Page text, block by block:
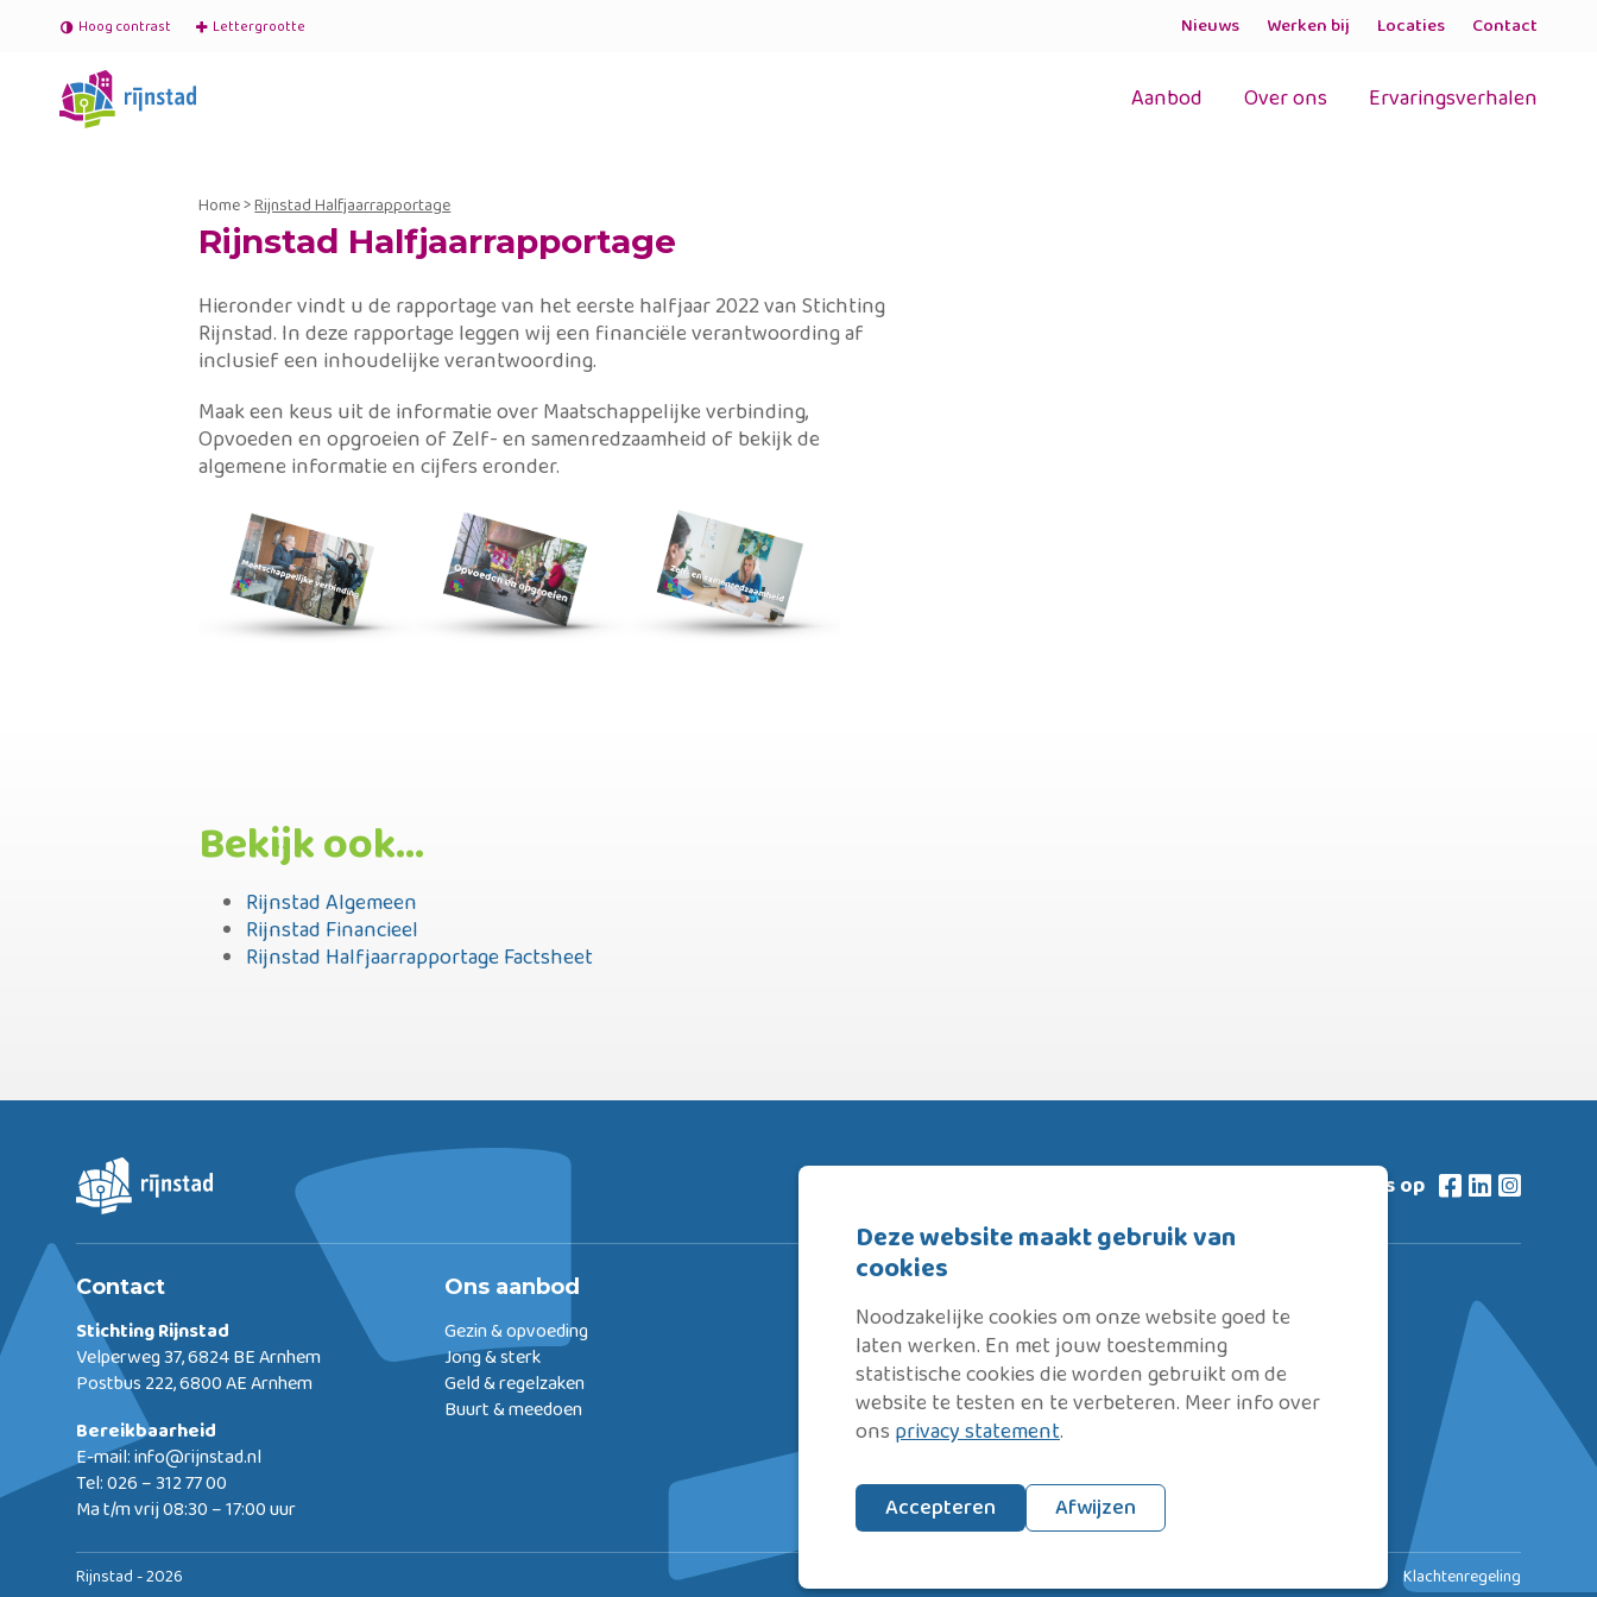
Hoog contrast Lettergrootte Nieuws Werken bij Locaties Contact
Aanbod
Spelen met je kind
Activiteiten in de wijk
Ondersteuning bij opvoeding
Moedergroep VanMij
Alles bekijken
Over ons Ervaringsverhalen
Home>Rijnstad Halfjaarrapportage
Rijnstad Halfjaarrapportage
Hieronder vindt u de rapportage van het eerste halfjaar 2022 van Stichting
Rijnstad. In deze rapportage leggen wij een financiële verantwoording af
inclusief een inhoudelijke verantwoording.
Maak een keus uit de informatie over Maatschappelijke verbinding,
Opvoeden en opgroeien of Zelf- en samenredzaamheid of bekijk de
algemene informatie en cijfers eronder.
Bekijk ook...
Rijnstad Algemeen
Rijnstad Financieel
Rijnstad Halfjaarrapportage Factsheet
vind ons op
Contact
Stichting Rijnstad
Velperweg 37, 6824 BE Arnhem
Postbus 222, 6800 AE Arnhem
Bereikbaarheid
E-mail:info@rijnstad.nl
Tel: 026 – 312 77 00
Ma t/m vrij 08:30 – 17:00 uur
Ons aanbod
Gezin & opvoeding
Jong & sterk
Geld & regelzaken
Buurt & meedoen
Omdat een steuntje in de rugsoms de
doorslag geeft.
Rijnstad zet zich met kennis en passie in
om inwoners jong en oud op weg te helpen
met deelnemen aan onze samenleving.
Lees meer
Rijnstad - 2026 Klachtenregeling
Deze website maakt gebruik van
cookies
Noodzakelijke cookies om onze website goed te
laten werken. En met jouw toestemming
statistische cookies die worden gebruikt om de
website te testen en te verbeteren. Meer info over
ons privacy statement.
Accepteren Afwijzen